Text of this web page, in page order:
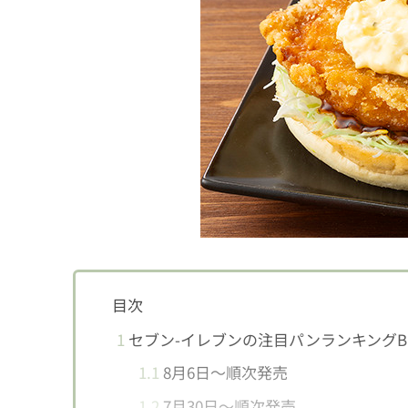
目次
1 セブン-イレブンの注目パンランキング
1.1 8月6日〜順次発売